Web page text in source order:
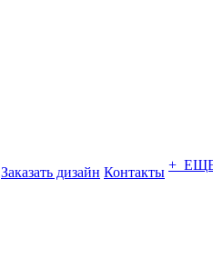
Заказать дизайн Контакты +